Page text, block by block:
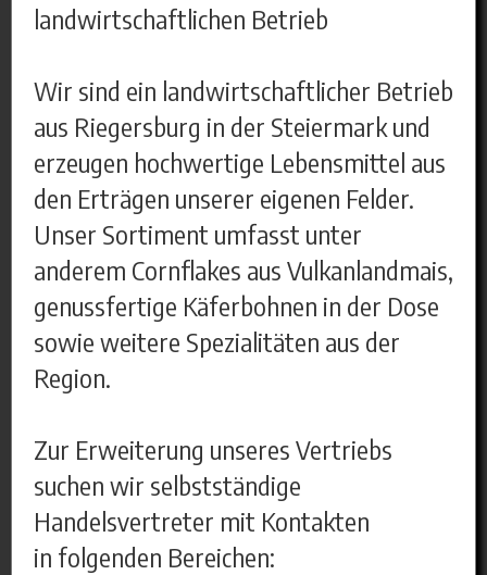
landwirtschaftlichen Betrieb
Wir sind ein landwirtschaftlicher Betrieb
aus Riegersburg in der Steiermark und
erzeugen hochwertige Lebensmittel aus
den Erträgen unserer eigenen Felder.
Unser Sortiment umfasst unter
anderem Cornflakes aus Vulkanlandmais,
genussfertige Käferbohnen in der Dose
sowie weitere Spezialitäten aus der
Region.
Zur Erweiterung unseres Vertriebs
suchen wir selbstständige
Handelsvertreter mit Kontakten
in folgenden Bereichen: